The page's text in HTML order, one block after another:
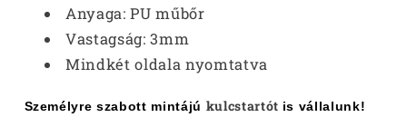
Anyaga: PU műbőr
Vastagság: 3mm
Mindkét oldala nyomtatva
Személyre szabott mintájú kulcstartót is vállalunk!